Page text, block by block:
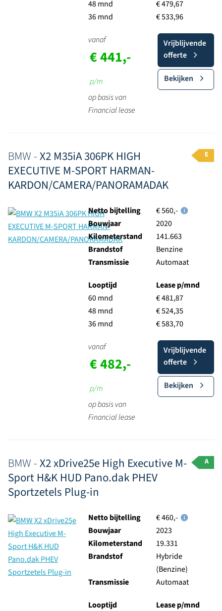
48 mnd
36 mnd
€ 479,67
€ 533,96
vanaf
€ 441,-
p/m
op basis van
Financial lease
Vrijblijvende
offerte
Bekijken
BMW -X2 M35iA 306PK HIGH
EXECUTIVE M-SPORT HARMAN-
KARDON/CAMERA/PANORAMADAK
E
Netto bijtelling
€ 560,-
Bouwjaar
2020
Kilometerstand
141.663
Brandstof
Benzine
Transmissie
Automaat
Looptijd
60 mnd
48 mnd
36 mnd
Lease p/mnd
€ 481,87
€ 524,35
€ 583,70
vanaf
€ 482,-
p/m
op basis van
Financial lease
Vrijblijvende
offerte
Bekijken
BMW -X2 xDrive25e High Executive M-
Sport H&K HUD Pano.dak PHEV
Sportzetels Plug-in
A
Netto bijtelling
€ 460,-
Bouwjaar
2023
Kilometerstand
19.331
Brandstof
Hybride
(Benzine)
Transmissie
Automaat
Looptijd
Lease p/mnd